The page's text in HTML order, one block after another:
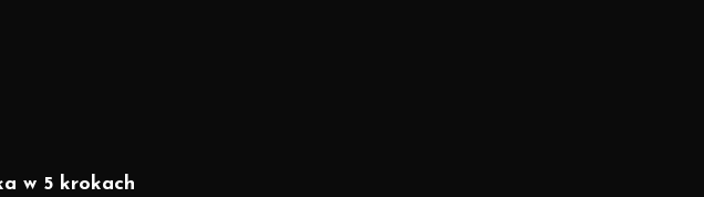
w 5 krokach